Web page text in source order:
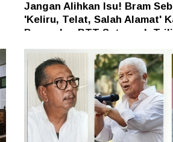
Jangan Alihkan Isu! Bram
'Keliru, Telat, Salah Alamat'
Persoalan BTT Setengah